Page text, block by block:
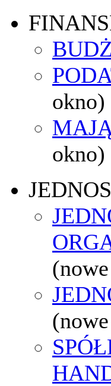
okno)
okno)